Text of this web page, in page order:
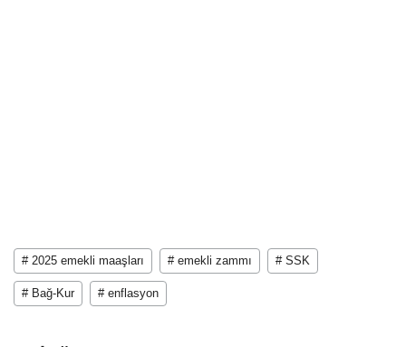
# 2025 emekli maaşları # emekli zammı # SSK
# Bağ-Kur # enflasyon